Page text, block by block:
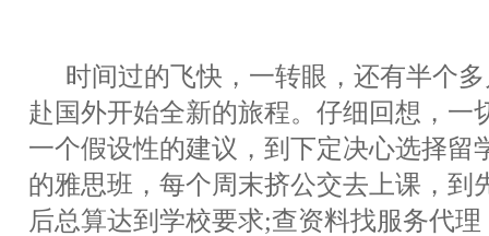
时间过的飞快，一转眼，还有半个多
赴国外开始全新的旅程。仔细回想，一
一个假设性的建议，到下定决心选择留
的雅思班，每个周末挤公交去上课，到
后总算达到学校要求;查资料找服务代